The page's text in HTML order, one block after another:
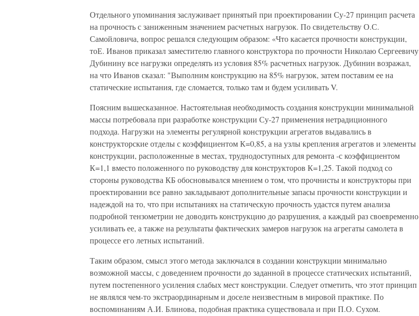
Отдельного упоминания заслуживает принятый при проектировании Су-27 принцип расчета
на прочность с заниженным значением расчетных нагрузок. По свидетельству О.С.
Самойловича, вопрос решался следующим образом: «Что касается прочности конструкции,
тоЕ. Иванов приказал заместителю главного конструктора по прочности Николаю Сергеевичу
Дубинину все нагрузки определять из условия 85% расчетных нагрузок. Дубинин возражал,
на что Иванов сказал: "Выполним конструкцию на 85% нагрузок, затем поставим ее на
статические испытания, где сломается, только там и будем усиливать V.
Поясним вышесказанное. Настоятельная необходимость создания конструкции минимальной
массы потребовала при разработке конструкции Су-27 применения нетрадиционного
подхода. Нагрузки на элементы регулярной конструкции агрегатов выдавались в
конструкторские отделы с коэффициентом К=0,85, а на узлы крепления агрегатов и элементы
конструкции, расположенные в местах, труднодоступных для ремонта -с коэффициентом
К=1,1 вместо положенного по руководству для конструкторов К=1,25. Такой подход со
стороны руководства КБ обосновывался мнением о том, что прочнисты и конструкторы при
проектировании все равно закладывают дополнительные запасы прочности конструкции и
надеждой на то, что при испытаниях на статическую прочность удастся путем анализа
подробной тензометрии не доводить конструкцию до разрушения, а каждый раз своевременно
усиливать ее, а также на результаты фактических замеров нагрузок на агрегаты самолета в
процессе его летных испытаний.
Таким образом, смысл этого метода заключался в создании конструкции минимально
возможной массы, с доведением прочности до заданной в процессе статических испытаний,
путем постепенного усиления слабых мест конструкции. Следует отметить, что этот принцип
не являлся чем-то экстраординарным и доселе неизвестным в мировой практике. По
воспоминаниям А.И. Блинова, подобная практика существовала и при П.О. Сухом.